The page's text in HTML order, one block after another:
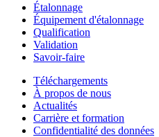
Étalonnage
Équipement d'étalonnage
Qualification
Validation
Savoir-faire
Téléchargements
À propos de nous
Actualités
Carrière et formation
Confidentialité des données